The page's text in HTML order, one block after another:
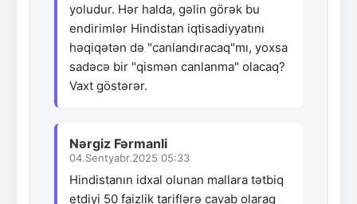
yoludur. Hər halda, gəlin görək bu
endirimlər Hindistan iqtisadiyyatını
həqiqətən də "canlandıracaq"mı, yoxsa
sadəcə bir "qismən canlanma" olacaq?
Vaxt göstərər.
Nərgiz Fərmanli
04.Sentyabr.2025 05:33
Hindistanın idxal olunan mallara tətbiq
etdiyi 50 faizlik tariflərə cavab olaraq